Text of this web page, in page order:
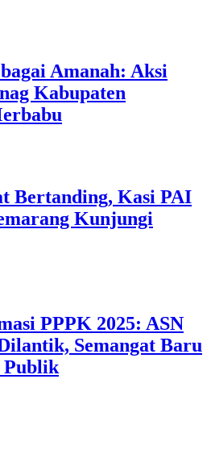
Amanah: Aksi
Kabupaten
Bertanding, Kasi PAI
Kunjungi
PPPK 2025: ASN
Semangat Baru
Publik